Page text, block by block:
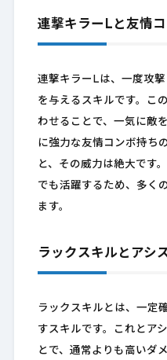
連撃キラーLと友情
連撃キラーLは、一度攻
を与えるスキルです。こ
わせることで、一気に敵
に強力な友情コンボ持ち
と、その威力は絶大です
でも活躍するため、多く
ます。
ラックスキルとアシ
ラックスキルとは、一定
すスキルです。これとア
とで、通常よりも高いダ